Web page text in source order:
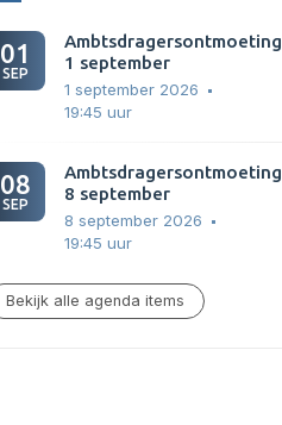
01
SEP
Ambtsdragersontmoeting
1 september
1 september 2026
19:45 uur
08
SEP
Ambtsdragersontmoeting
8 september
8 september 2026
19:45 uur
Bekijk alle agenda items